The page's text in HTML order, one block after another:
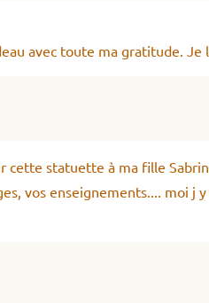
avec toute ma gratitude.
cette statuette à ma fille
vos enseignements.... moi